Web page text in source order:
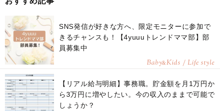
SNS発信が好きな方へ、限定モニターに参加で
きるチャンスも！【4yuuuトレンドママ部】部
員募集中
Baby&Kids / Life style
【リアル給与明細】事務職。貯金額を月1万円か
ら3万円に増やしたい。今の収入のままで可能で
しょうか？